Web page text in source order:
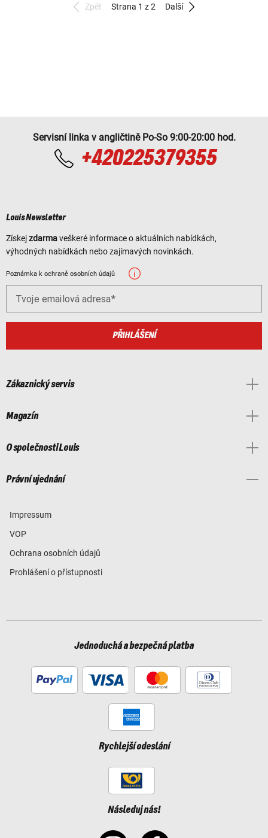
Zpět Strana 1 z 2 Další
Servisní linka v angličtině Po-So 9:00-20:00 hod.
+420225379355
Louis Newsletter
Získejzdarmaveškeré informace o aktuálních nabídkách,
výhodných nabídkách nebo zajímavých novinkách.
Poznámka k ochraně osobních údajů
Tvoje emailová adresa
PŘIHLÁŠENÍ
Zákaznický servis
Magazín
O společnosti Louis
Právní ujednání
Impressum
VOP
Ochrana osobních údajů
Prohlášení o přístupnosti
Jednoduchá a bezpečná platba
Rychlejší odeslání
Následuj nás!